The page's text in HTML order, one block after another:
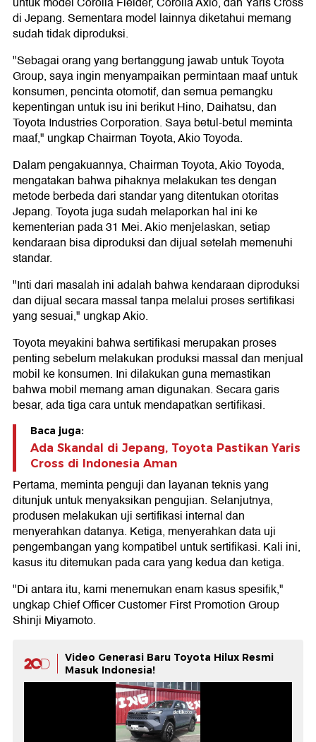
di Jepang. Sementara model lainnya diketahui memang
sudah tidak diproduksi.
"Sebagai orang yang bertanggung jawab untuk Toyota
Group, saya ingin menyampaikan permintaan maaf untuk
konsumen, pencinta otomotif, dan semua pemangku
kepentingan untuk isu ini berikut Hino, Daihatsu, dan
Toyota Industries Corporation. Saya betul-betul meminta
maaf," ungkap Chairman Toyota, Akio Toyoda.
Dalam pengakuannya, Chairman Toyota, Akio Toyoda,
mengatakan bahwa pihaknya melakukan tes dengan
metode berbeda dari standar yang ditentukan otoritas
Jepang. Toyota juga sudah melaporkan hal ini ke
kementerian pada 31 Mei. Akio menjelaskan, setiap
kendaraan bisa diproduksi dan dijual setelah memenuhi
standar.
"Inti dari masalah ini adalah bahwa kendaraan diproduksi
dan dijual secara massal tanpa melalui proses sertifikasi
yang sesuai," ungkap Akio.
Toyota meyakini bahwa sertifikasi merupakan proses
penting sebelum melakukan produksi massal dan menjual
mobil ke konsumen. Ini dilakukan guna memastikan
bahwa mobil memang aman digunakan. Secara garis
besar, ada tiga cara untuk mendapatkan sertifikasi.
Baca juga:
Ada Skandal di Jepang, Toyota Pastikan Yaris
Cross di Indonesia Aman
Pertama, meminta penguji dan layanan teknis yang
ditunjuk untuk menyaksikan pengujian. Selanjutnya,
produsen melakukan uji sertifikasi internal dan
menyerahkan datanya. Ketiga, menyerahkan data uji
pengembangan yang kompatibel untuk sertifikasi. Kali ini,
kasus itu ditemukan pada cara yang kedua dan ketiga.
"Di antara itu, kami menemukan enam kasus spesifik,"
ungkap Chief Officer Customer First Promotion Group
Shinji Miyamoto.
Video Generasi Baru Toyota Hilux Resmi
Masuk Indonesia!